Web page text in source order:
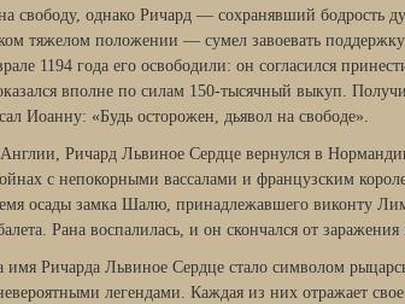
свободу, однако Ричард — сохранявший бодрость
тяжелом положении — сумел завоевать
1194 года его освободили: он согласился
вполне по силам 150-тысяч­ный выкуп.
Иоанну: «Будь осторожен, дьявол на свободе».
Ричард Львиное Сердце вернулся в
с непокорными вассалами и фран­цузским
осады замка Шалю, принадлежавшего виконту
Рана воспа­лилась, и он скончался от заражения
Ричарда Львиное Сердце стало символом
легендами. Каждая из них отражает